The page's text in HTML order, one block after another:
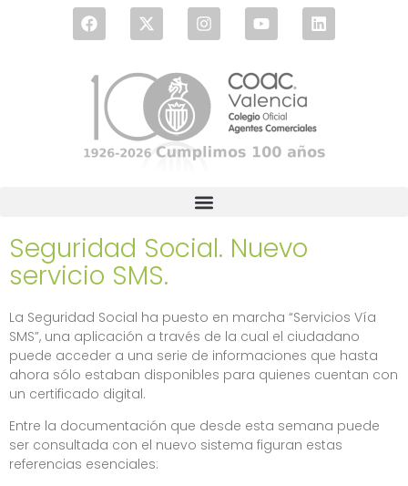
Seguridad Social. Nuevo
servicio SMS.
La Seguridad Social ha puesto en marcha “Servicios Vía
SMS”, una aplicación a través de la cual el ciudadano
puede acceder a una serie de informaciones que hasta
ahora sólo estaban disponibles para quienes cuentan con
un certificado digital.
Entre la documentación que desde esta semana puede
ser consultada con el nuevo sistema figuran estas
referencias esenciales: